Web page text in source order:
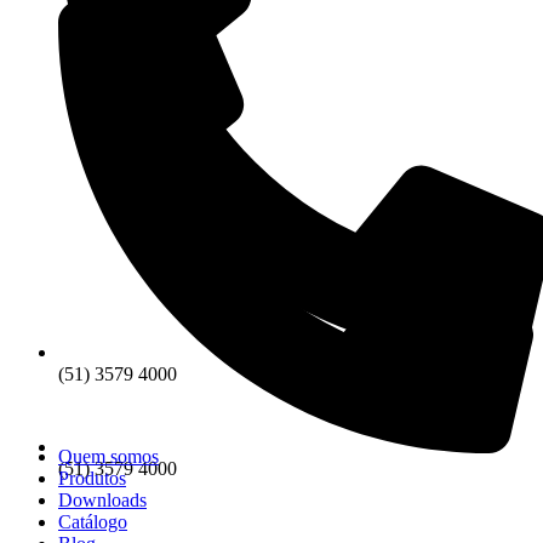
(51) 3579 4000
(51) 3579 4000
Quem somos
Produtos
Downloads
Catálogo